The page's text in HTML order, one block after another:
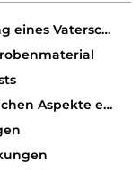
Der Prozess und die Durchführung eines Vaterschaftstests
Die rechtlichen und gesundheitlichen Aspekte eines Vaterschaftstests